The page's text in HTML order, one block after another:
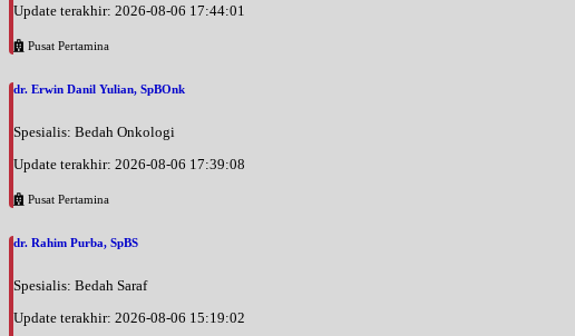
Update terakhir: 2026-08-06 17:44:01
Pusat Pertamina
dr. Erwin Danil Yulian, SpBOnk
Spesialis: Bedah Onkologi
Update terakhir: 2026-08-06 17:39:08
Pusat Pertamina
dr. Rahim Purba, SpBS
Spesialis: Bedah Saraf
Update terakhir: 2026-08-06 15:19:02